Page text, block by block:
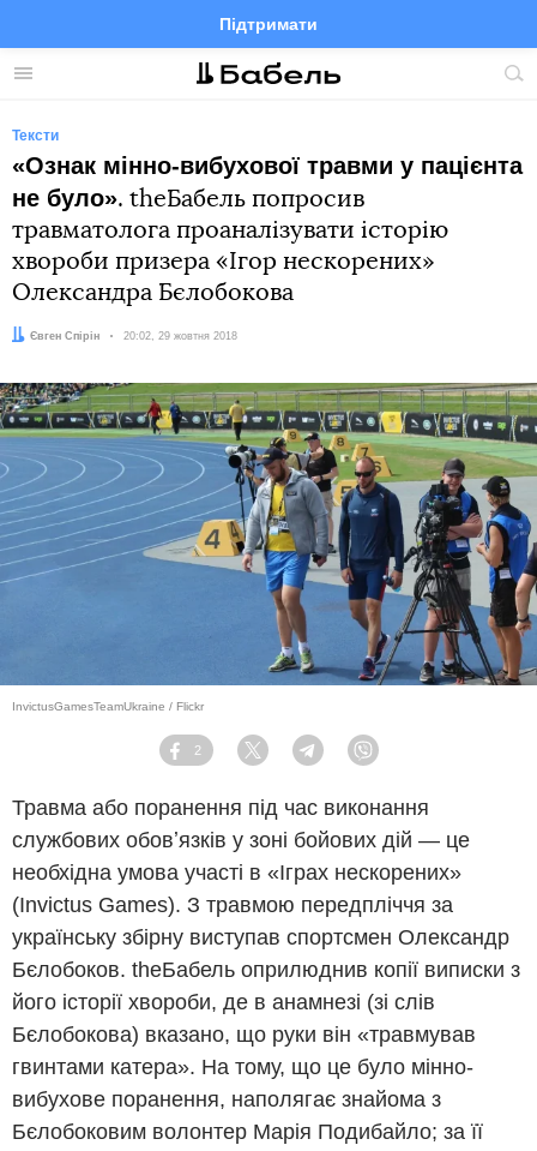
Меню
Підтримати
FacebookTelegramTwitter
Тексти
«Ознак мінно-вибухової травми у пацієнта
не було». theБабель попросив
травматолога проаналізувати історію
хвороби призера «Ігор нескорених»
Олександра Бєлобокова
Автор:
Євген Спірін Дата:
20:02, 29 жовтня 2018
InvictusGamesTeamUkraine / Flickr
Facebook
2
Twitter TelegramViber
Травма або поранення під час виконання
службових обовʼязків у зоні бойових дій — це
необхідна умова участі в «Іграх нескорених»
(Invictus Games). З травмою передпліччя за
українську збірну виступав спортсмен Олександр
Бєлобоков. theБабель оприлюднив копії виписки з
його історії хвороби, де в анамнезі (зі слів
Бєлобокова) вказано, що руки він «травмував
гвинтами катера». На тому, що це було мінно-
вибухове поранення, наполягає знайома з
Бєлобоковим волонтер Марія Подибайло; за її